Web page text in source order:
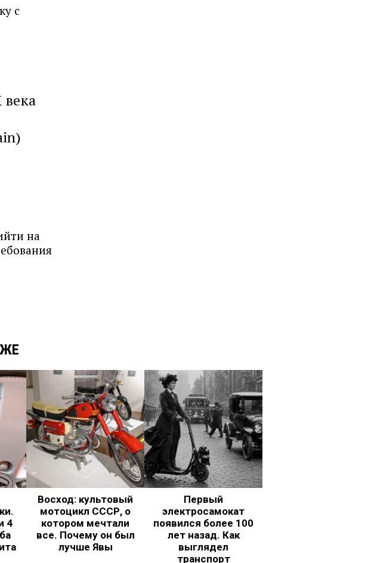
с
на
4
Восход: культовый
мотоцикл СССР, о
котором мечтали
все. Почему он был
лучше Явы
Первый
электросамокат
появился более 100
лет назад. Как
выглядел
транспорт